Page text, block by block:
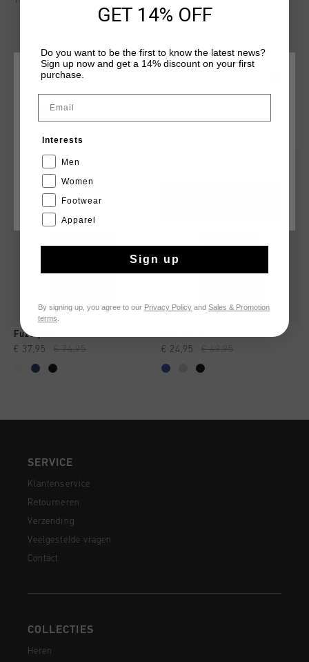
DIT VIND JE MISSCHIEN OOK LEUK
Fuze polo
€ 37,95 € 74,95 € 24,95 € 49,95
SERVICE
Klantenservice
Retourneren
Verzending
Veelgestelde vragen
Contact
COLLECTIES
Heren
KIES JE LOCATIE EN TAAL
CANCEL
GET 14% OFF
Do you want to be the first to know the latest news?
Sign up now and get a 14% discount on your first
purchase.
Email
Interests
Men
Women
Footwear
Apparel
Sign up
By signing up, you agree to our Privacy Policy and Sales & Promotion
terms